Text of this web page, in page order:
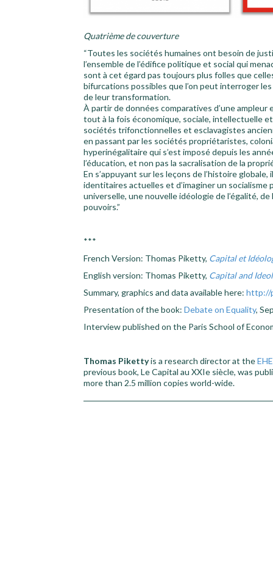
Quatrième de couverture
“Toutes les sociétés humaines ont besoin de
l’ensemble de l’édifice politique et social qui
sont à cet égard pas toujours plus folles que
bifurcations possibles que l’on peut interroger
de leur transformation.
À partir de données comparatives d’une
tout à la fois économique, sociale, intellectuelle
sociétés trifonctionnelles et esclavagistes
en passant par les sociétés propriétaristes,
hyperinégalitaire qui s’est imposé depuis les
l’éducation, et non pas la sacralisation de la
En s’appuyant sur les leçons de l’histoire
identitaires actuelles et d’imaginer un
universelle, une nouvelle idéologie de l’égalité,
pouvoirs.”
***
French Version: Thomas Piketty, Capital et
English version: Thomas Piketty, Capital and
Summary, graphics and data available here: http://
Presentation of the book: Debate on Equality,
Interview published on the Paris School of
Thomas Pikettyis a research director at the
previous book, Le Capital au XXIe siècle, was
more than 2.5 million copies world-wide.